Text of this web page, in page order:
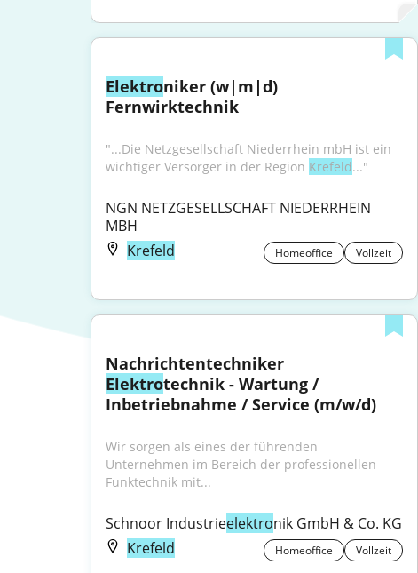
Elektroniker (w|m|d)
Fernwirktechnik
"...Die Netzgesellschaft Niederrhein mbH ist ein
wichtiger Versorger in der Region Krefeld..."
NGN NETZGESELLSCHAFT NIEDERRHEIN
MBH
Krefeld
Homeoffice Vollzeit
Elektrotechnik - Wartung /
Inbetriebnahme / Service (m/w/d)
Wir sorgen als eines der führenden
Unternehmen im Bereich der professionellen
Funktechnik mit...
Schnoor Industrieelektronik GmbH & Co. KG
Krefeld
Homeoffice Vollzeit